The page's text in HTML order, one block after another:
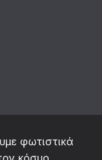
φωτιστικά